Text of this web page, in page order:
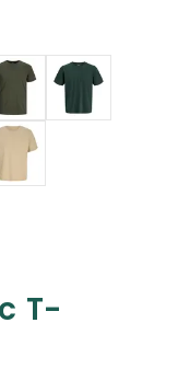
T-